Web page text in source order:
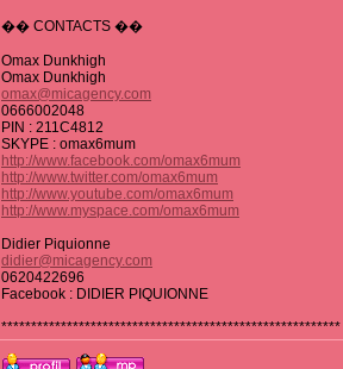
�� CONTACTS ��
Omax Dunkhigh
Omax Dunkhigh
omax@micagency.com
0666002048
PIN : 211C4812
SKYPE : omax6mum
http://www.facebook.com/omax6mum
http://www.twitter.com/omax6mum
http://www.youtube.com/omax6mum
http://www.myspace.com/omax6mum
Didier Piquionne
didier@micagency.com
0620422696
Facebook : DIDIER PIQUIONNE
*********************************************************